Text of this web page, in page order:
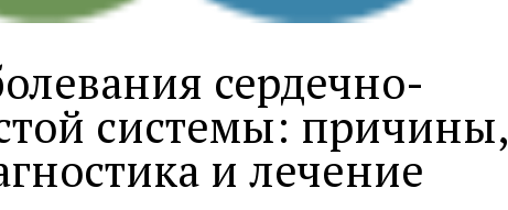
сердечно-
системы: причины,
и лечение